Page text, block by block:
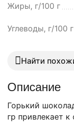
Жиры, г/100 г
Углеводы, г/100 г
Найти
Описание
Горький
гр привлекает